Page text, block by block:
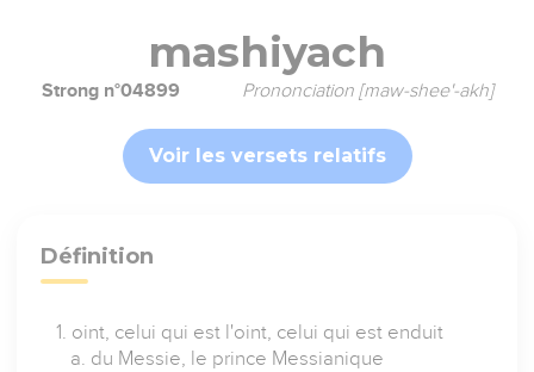
mashiyach
Strong n°04899 Prononciation [maw-shee'-akh]
Voir les versets relatifs
Définition
oint, celui qui est l'oint, celui qui est enduit
du Messie, le prince Messianique